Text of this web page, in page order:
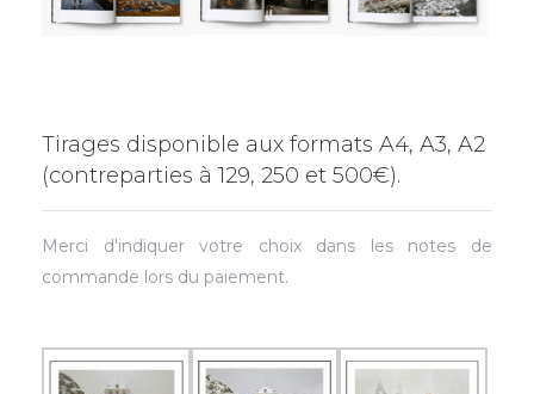
Tirages disponible aux formats A4, A3, A2
(contreparties à 129, 250 et 500€).
Merci d'indiquer votre choix dans les notes de
commande lors du paiement.